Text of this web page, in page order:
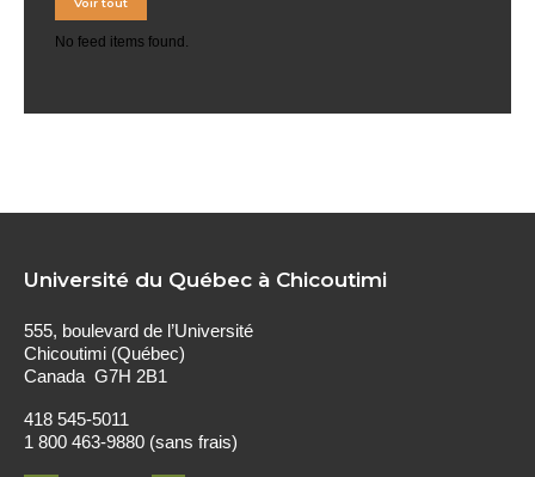
No feed items found.
Université du Québec à Chicoutimi
555, boulevard de l’Université
Chicoutimi (Québec)
Canada G7H 2B1
418 545-5011
1 800 463-9880 (sans frais)